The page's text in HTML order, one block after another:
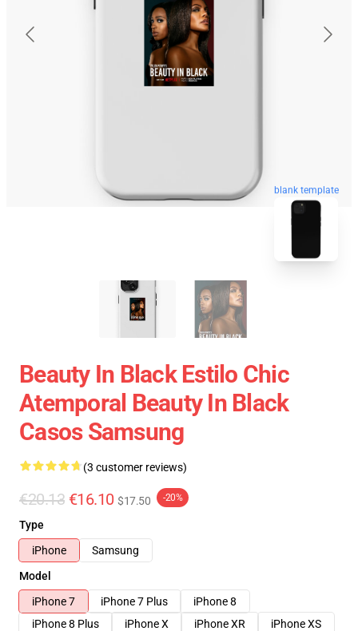
blank template
Beauty In Black Estilo Chic
Atemporal Beauty In Black
Casos Samsung
(3 customer reviews)
€20.13 €16.10 $17.50 -20%
Type
iPhone
Samsung
Model
iPhone 7
iPhone 7 Plus
iPhone 8
iPhone 8 Plus
iPhone X iPhone XR
iPhone XS